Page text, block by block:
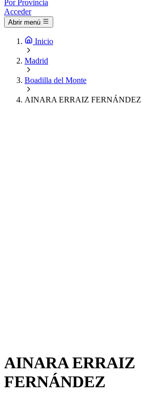
Por Provincia
Acceder
Abrir menú
Inicio
Madrid
Boadilla del Monte
AINARA ERRAIZ FERNÁNDEZ
AINARA ERRAIZ
FERNÁNDEZ